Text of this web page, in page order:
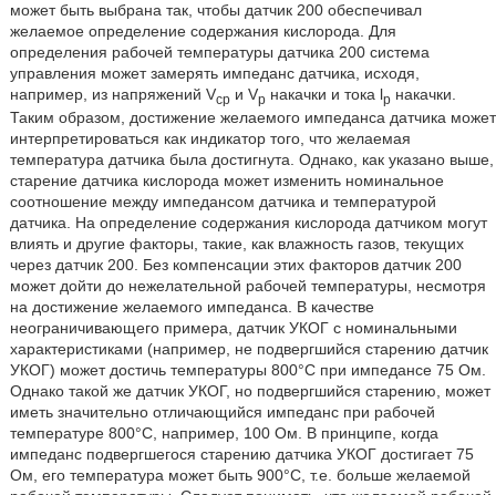
может быть выбрана так, чтобы датчик 200 обеспечивал
желаемое определение содержания кислорода. Для
определения рабочей температуры датчика 200 система
управления может замерять импеданс датчика, исходя,
например, из напряжений Vcp и Vp накачки и тока lp накачки.
Таким образом, достижение желаемого импеданса датчика может
интерпретироваться как индикатор того, что желаемая
температура датчика была достигнута. Однако, как указано выше,
старение датчика кислорода может изменить номинальное
соотношение между импедансом датчика и температурой
датчика. На определение содержания кислорода датчиком могут
влиять и другие факторы, такие, как влажность газов, текущих
через датчик 200. Без компенсации этих факторов датчик 200
может дойти до нежелательной рабочей температуры, несмотря
на достижение желаемого импеданса. В качестве
неограничивающего примера, датчик УКОГ с номинальными
характеристиками (например, не подвергшийся старению датчик
УКОГ) может достичь температуры 800°С при импедансе 75 Ом.
Однако такой же датчик УКОГ, но подвергшийся старению, может
иметь значительно отличающийся импеданс при рабочей
температуре 800°С, например, 100 Ом. В принципе, когда
импеданс подвергшегося старению датчика УКОГ достигает 75
Ом, его температура может быть 900°С, т.е. больше желаемой